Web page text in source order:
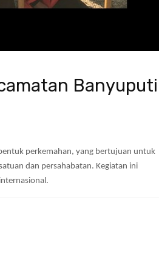
perkemahan, yang bertujuan untuk
dan persahabatan. Kegiatan ini